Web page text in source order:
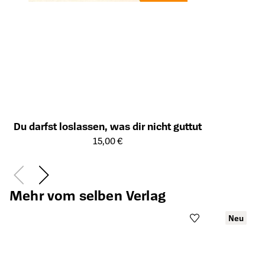
Du darfst loslassen, was dir nicht guttut
Öffnet die Detailseite des Produkts
15,00 €
Mehr vom selben Verlag
Neu